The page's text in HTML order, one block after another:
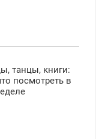
танцы, книги:
посмотреть в